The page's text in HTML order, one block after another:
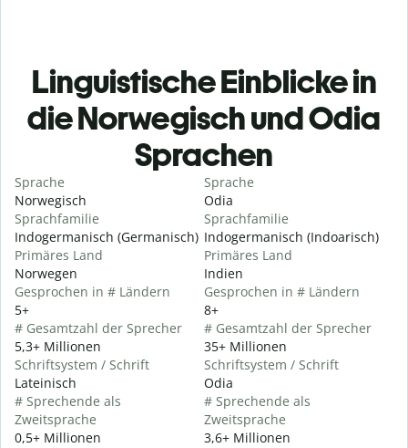
Linguistische Einblicke in
die Norwegisch und Odia
Sprachen
Sprache
Norwegisch
Sprachfamilie
Indogermanisch (Germanisch)
Primäres Land
Norwegen
Gesprochen in # Ländern
5+
# Gesamtzahl der Sprecher
5,3+ Millionen
Schriftsystem / Schrift
Lateinisch
# Sprechende als
Zweitsprache
0,5+ Millionen
Sprache
Odia
Sprachfamilie
Indogermanisch (Indoarisch)
Primäres Land
Indien
Gesprochen in # Ländern
8+
# Gesamtzahl der Sprecher
35+ Millionen
Schriftsystem / Schrift
Odia
# Sprechende als
Zweitsprache
3,6+ Millionen